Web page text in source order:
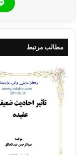
عقیده را مورد
کتاب در
دقیقه طول بکشد.
کنید
. در این
کنید و نکته به
تجزیه و تحلیل
اول مطالب را
شما قرار داده
مطالب مرتبط